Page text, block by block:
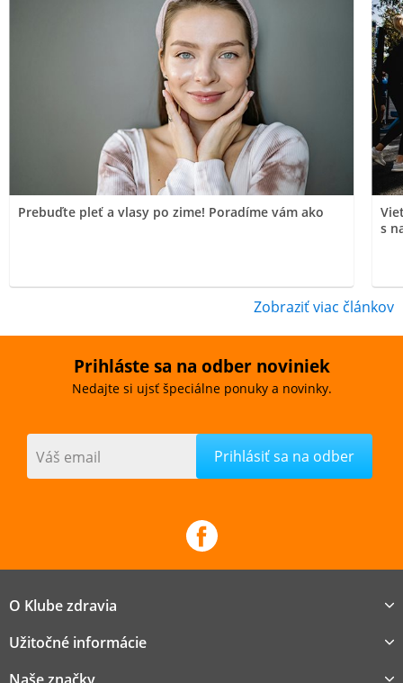
Prebuďte pleť a vlasy po zime! Poradíme vám ako
s
Zobraziť viac článkov
Prihláste sa na odber noviniek
Nedajte si ujsť špeciálne ponuky a novinky.
Váš email
O Klube zdravia
Užitočné informácie